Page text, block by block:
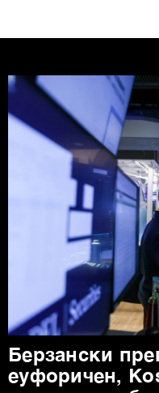
Берзански
еуфоричен,